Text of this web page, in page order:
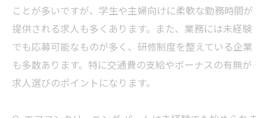
ことが多いですが、学生や主婦向けに柔軟な勤務時間が
提供される求人も多くあります。また、業務には未経験
でも応募可能なものが多く、研修制度を整えている企業
も多数あります。特に交通費の支給やボーナスの有無が
求人選びのポイントになります。